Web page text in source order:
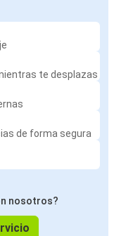
te desplazas
de forma segura
nosotros?